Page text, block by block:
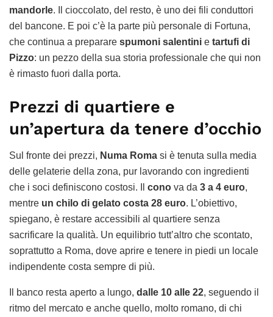
mandorle. Il cioccolato, del resto, è uno dei fili conduttori
del bancone. E poi c’è la parte più personale di Fortuna,
che continua a preparare spumoni salentini e tartufi di
Pizzo: un pezzo della sua storia professionale che qui non
è rimasto fuori dalla porta.
Prezzi di quartiere e
un’apertura da tenere d’occhio
Sul fronte dei prezzi, Numa Roma si è tenuta sulla media
delle gelaterie della zona, pur lavorando con ingredienti
che i soci definiscono costosi. Il cono va da 3 a 4 euro,
mentre un chilo di gelato costa 28 euro. L’obiettivo,
spiegano, è restare accessibili al quartiere senza
sacrificare la qualità. Un equilibrio tutt’altro che scontato,
soprattutto a Roma, dove aprire e tenere in piedi un locale
indipendente costa sempre di più.
Il banco resta aperto a lungo, dalle 10 alle 22, seguendo il
ritmo del mercato e anche quello, molto romano, di chi